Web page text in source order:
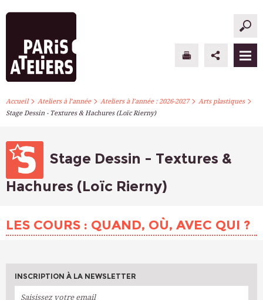
PARIS ATELIERS
ATELIERS À L’ANNÉE
STAGES PONCTUELS
S’INSCRIRE
Accueil> Ateliers à l’année> Ateliers à l’année : 2026-2027> Arts plastiques>
Stage Dessin - Textures & Hachures (Loïc Rierny)
Stage Dessin - Textures &
Hachures (Loïc Rierny)
LES COURS : QUAND, OÙ, AVEC QUI ?
INSCRIPTION À LA NEWSLETTER